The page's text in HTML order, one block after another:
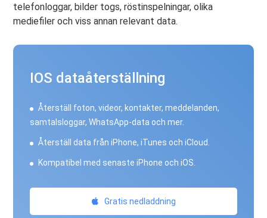
telefonloggar, bilder togs, röstinspelningar, olika
mediefiler och viss annan relevant data.
IOS dataåterställning
Återställ foton, videor, kontakter, meddelanden,
samtalsloggar, WhatsApp-data och mer.
Återställ data från iPhone, iTunes och iCloud.
Kompatibel med senaste iPhone och iOS.
Gratis nedladdning